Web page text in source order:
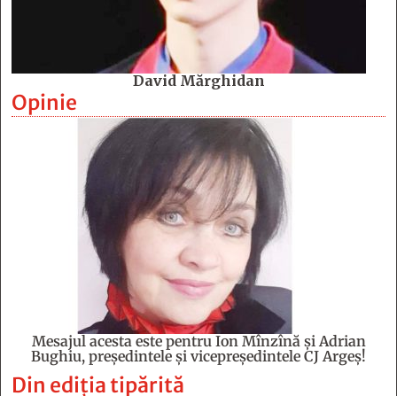
David Mărghidan
Opinie
Mesajul acesta este pentru Ion Mînzînă şi Adrian
Bughiu, preşedintele şi vicepreşedintele CJ Argeş!
Din ediția tipărită